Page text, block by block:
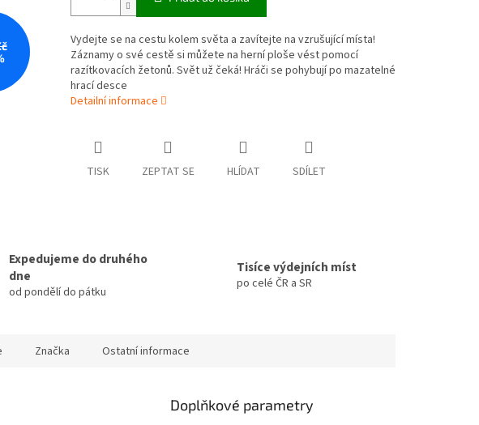
Vydejte se na cestu kolem světa a zavítejte na vzrušující místa!
Záznamy o své cestě si můžete na herní ploše vést pomocí
razítkovacích žetonů. Svět už čeká! Hráči se pohybují po mazatelné
hrací desce
Detailní informace
TISK ZEPTAT SE HLÍDAT SDÍLET
Expedujeme do druhého
dne
od pondělí do pátku
Tisíce výdejních míst
po celé ČR a SR
Značka Ostatní informace
Doplňkové parametry